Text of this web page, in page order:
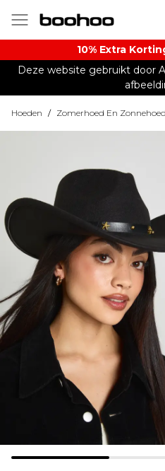
10% Extra
Deze website gebruikt door
Hoeden / Zomerhoed En Zonnehoed